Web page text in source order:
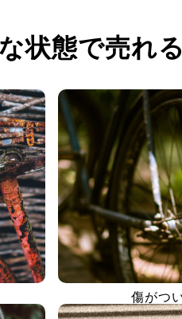
状態で売れ
傷がつ